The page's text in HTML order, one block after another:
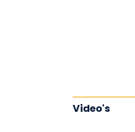
Video's